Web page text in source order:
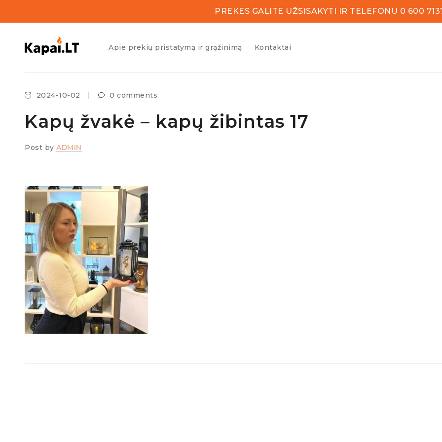
PREKES GALITE UŽSISAKYTI IR TELEFONU 0 600
Apie prekių pristatymą ir grąžinimą Kontaktai
2024-10-02 0 comments
Kapų žvakė – kapų žibintas 17
Post by ADMIN